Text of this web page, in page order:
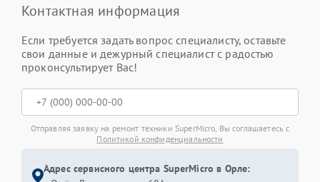
Контактная информация
Если требуется задать вопрос специалисту, оставьте
свои данные и дежурный специалист с радостью
проконсультирует Вас!
Отправляя заявку на ремонт техники SuperMicro, Вы соглашаетесь с
Политикой конфиденциальности
Адрес сервисного центра SuperMicro в Орле: